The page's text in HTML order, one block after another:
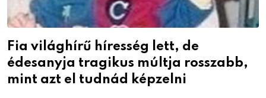
Fia világhírű híresség lett, de
édesanyja tragikus múltja rosszabb,
mint azt el tudnád képzelni